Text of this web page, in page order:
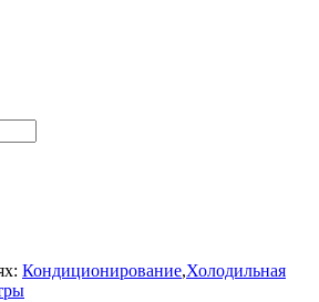
Кондиционирование,Холодильная